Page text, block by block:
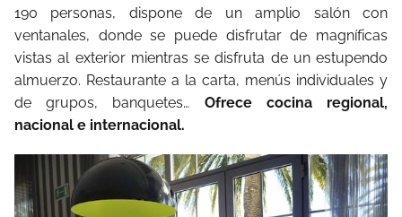
190 personas, dispone de un amplio salón con
ventanales, donde se puede disfrutar de magníficas
vistas al exterior mientras se disfruta de un estupendo
almuerzo. Restaurante a la carta, menús individuales y
de grupos, banquetes… Ofrece cocina regional,
nacional e internacional.